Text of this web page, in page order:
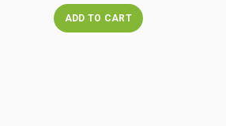
ADD TO CART